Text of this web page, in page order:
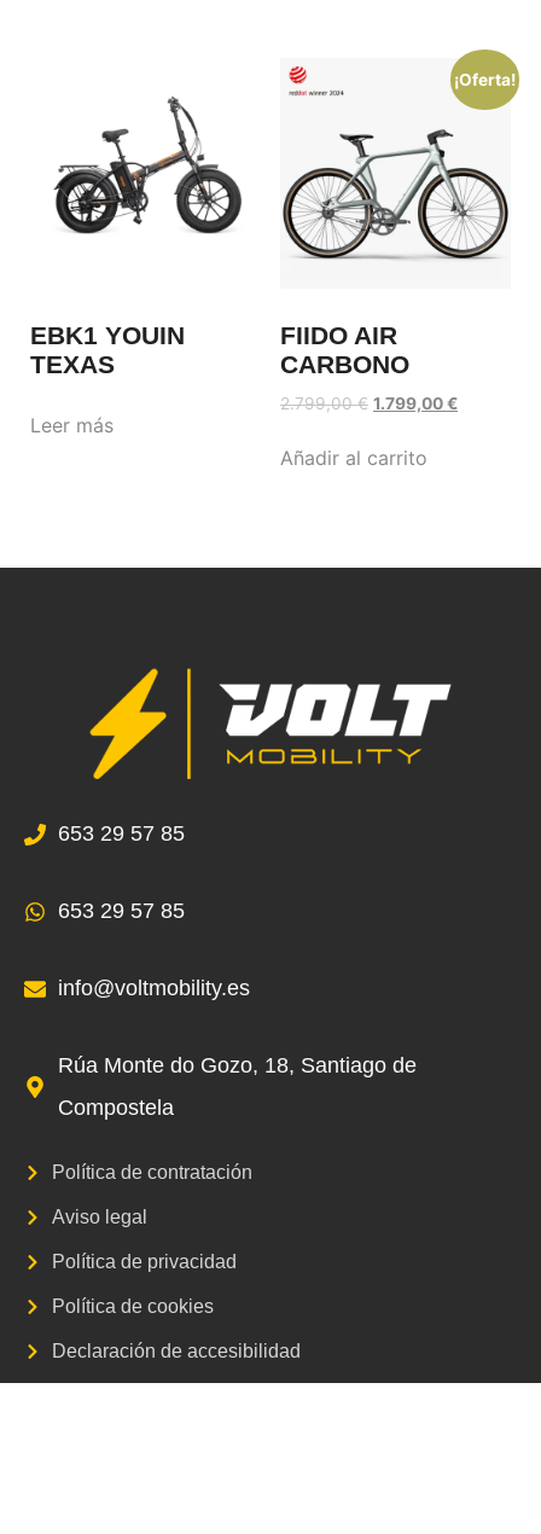
EBK1 YOUIN
TEXAS
Leer más
¡Oferta!
FIIDO AIR
CARBONO
2.799,00€ 1.799,00€
Añadir al carrito
653 29 57 85
653 29 57 85
info@voltmobility.es
Rúa Monte do Gozo, 18, Santiago de
Compostela
Política de contratación
Aviso legal
Política de privacidad
Política de cookies
Declaración de accesibilidad